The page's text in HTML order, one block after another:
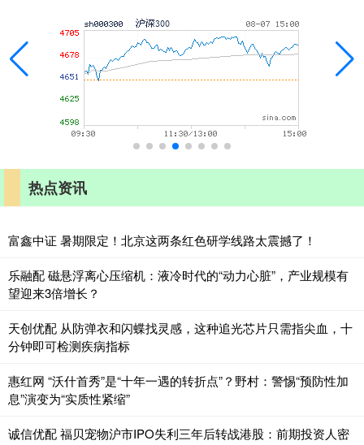
热点资讯
富鑫中证 暑期限定！北京这两条红色研学线路太震撼了！
乐融配 磁悬浮离心压缩机：液冷时代的“动力心脏”，产业规模有
望迎来3倍增长？
天创优配 从防弹衣和闪蝶找灵感，这种追光芯片只需指尖血，十
分钟即可检测疾病指标
惠红网 “沃什首秀”是“十年一遇的转折点”？野村：警惕“预防性加
息”演变为“实质性紧缩”
诚信优配 福贝宠物沪市IPO失利三年后转战港股：前期投资人密